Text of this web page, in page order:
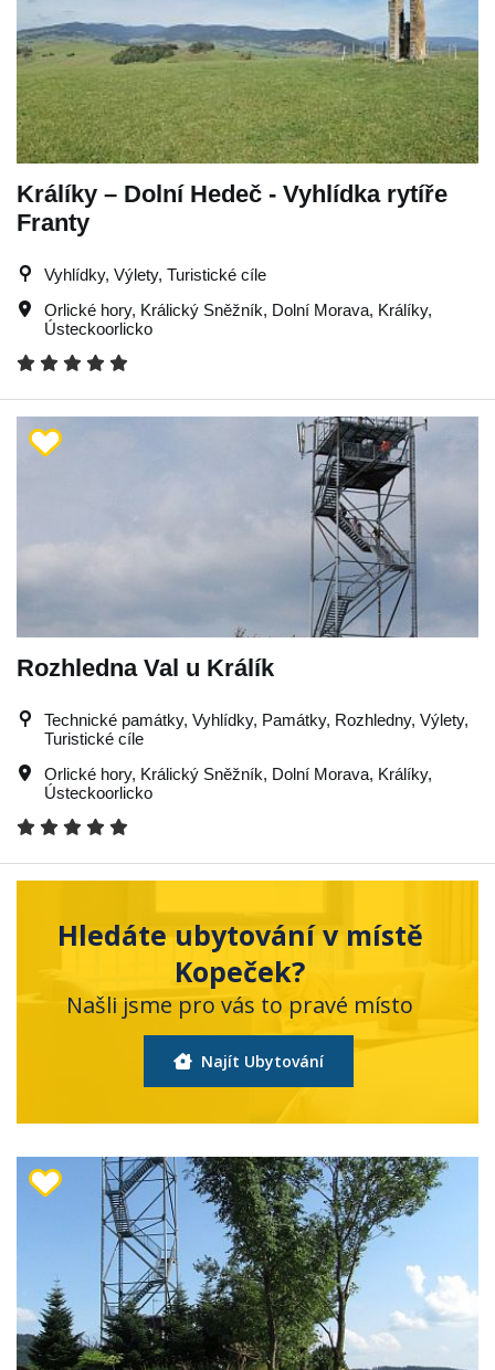
Králíky – Dolní Hedeč - Vyhlídka rytíře
Franty
Vyhlídky, Výlety, Turistické cíle
Orlické hory, Králický Sněžník, Dolní Morava, Králíky,
Ústeckoorlicko
Rozhledna Val u Králík
Technické památky, Vyhlídky, Památky, Rozhledny, Výlety,
Turistické cíle
Orlické hory, Králický Sněžník, Dolní Morava, Králíky,
Ústeckoorlicko
Hledáte ubytování v místě
Kopeček?
Našli jsme pro vás to pravé místo
Najít Ubytování